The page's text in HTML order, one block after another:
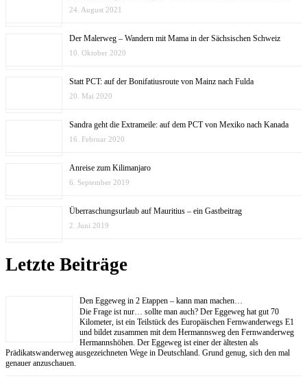
24. August 2021
Der Malerweg – Wandern mit Mama in der Sächsischen Schweiz
10. Oktober 2020
Statt PCT: auf der Bonifatiusroute von Mainz nach Fulda
20. Mai 2020
Sandra geht die Extrameile: auf dem PCT von Mexiko nach Kanada
16. Februar 2020
Anreise zum Kilimanjaro
6. September 2019
Überraschungsurlaub auf Mauritius – ein Gastbeitrag
2. Juni 2019
Letzte Beiträge
Den Eggeweg in 2 Etappen – kann man machen…
Die Frage ist nur… sollte man auch? Der Eggeweg hat gut 70
Kilometer, ist ein Teilstück des Europäischen Fernwanderwegs E1
und bildet zusammen mit dem Hermannsweg den Fernwanderweg
Hermannshöhen. Der Eggeweg ist einer der ältesten als
Prädikatswanderweg ausgezeichneten Wege in Deutschland. Grund genug, sich den mal
genauer anzuschauen.